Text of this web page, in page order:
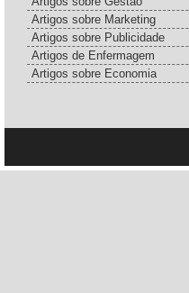
Artigos sobre Marketing
Artigos sobre Publicidade
Artigos de Enfermagem
Artigos sobre Economia